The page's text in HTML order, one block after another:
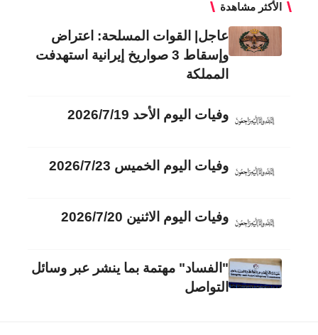
الأكثر مشاهدة
عاجل| القوات المسلحة: اعتراض
وإسقاط 3 صواريخ إيرانية استهدفت
المملكة
وفيات اليوم الأحد 2026/7/19
وفيات اليوم الخميس 2026/7/23
وفيات اليوم الاثنين 2026/7/20
"الفساد" مهتمة بما ينشر عبر وسائل
التواصل